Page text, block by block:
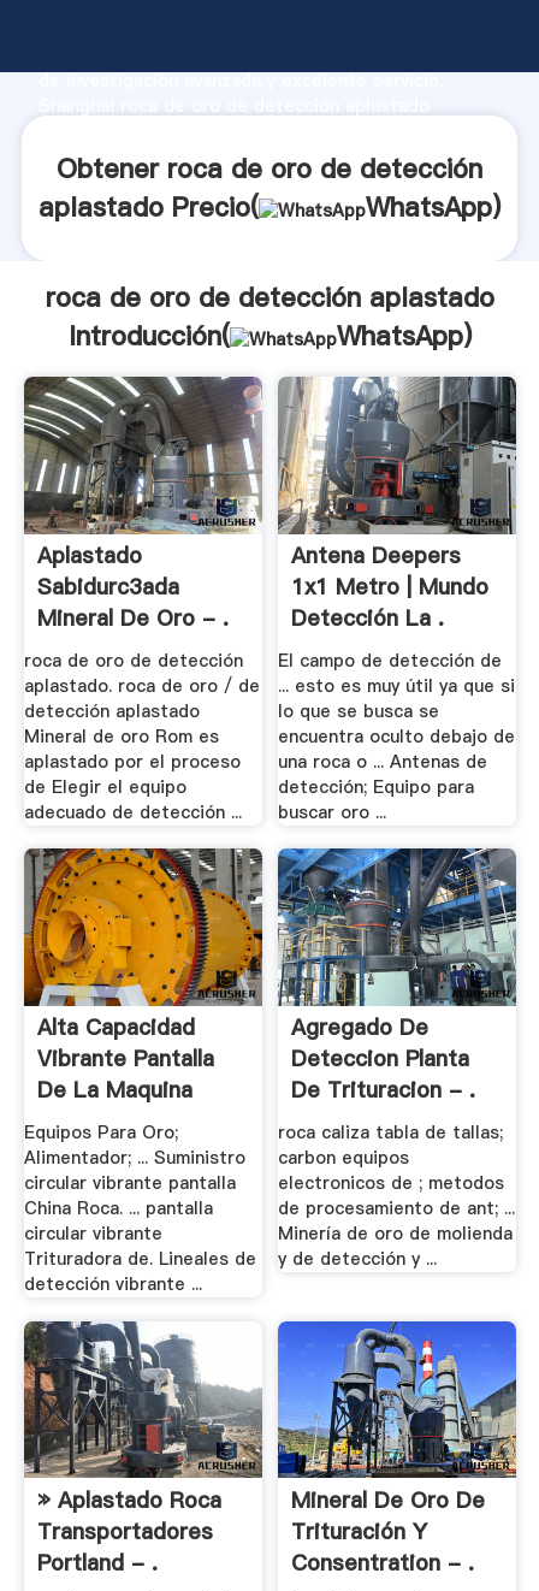
de investigación avanzada y excelente servicio,
clientes.
Obtener roca de oro de detección
aplastado Precio(
WhatsApp)
roca de oro de detección aplastado
Introducción(
WhatsApp)
Aplastado
Sabidurc3ada
Mineral De Oro - .
roca de oro de detección
aplastado. roca de oro / de
detección aplastado
Mineral de oro Rom es
aplastado por el proceso
de Elegir el equipo
adecuado de detección ...
Antena Deepers
1x1 Metro | Mundo
Detección La .
El campo de detección de
... esto es muy útil ya que si
lo que se busca se
encuentra oculto debajo de
una roca o ... Antenas de
detección; Equipo para
buscar oro ...
Alta Capacidad
Vibrante Pantalla
De La Maquina
Equipos Para Oro;
Alimentador; ... Suministro
circular vibrante pantalla
China Roca. ... pantalla
circular vibrante
Trituradora de. Lineales de
detección vibrante ...
Agregado De
Deteccion Planta
De Trituracion - .
roca caliza tabla de tallas;
carbon equipos
electronicos de ; metodos
de procesamiento de ant; ...
Minería de oro de molienda
y de detección y ...
» Aplastado Roca
Transportadores
Portland - .
Mineral De Oro De
Trituración Y
Consentration - .